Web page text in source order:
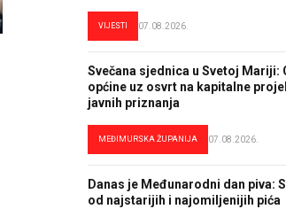
VIJESTI 07.08.2026.
Svečana sjednica u Svetoj Mariji:
općine uz osvrt na kapitalne
javnih priznanja
MEĐIMURSKA ŽUPANIJA 07.08.2026.
Danas je Međunarodni dan piva:
od najstarijih i najomiljenijih pića